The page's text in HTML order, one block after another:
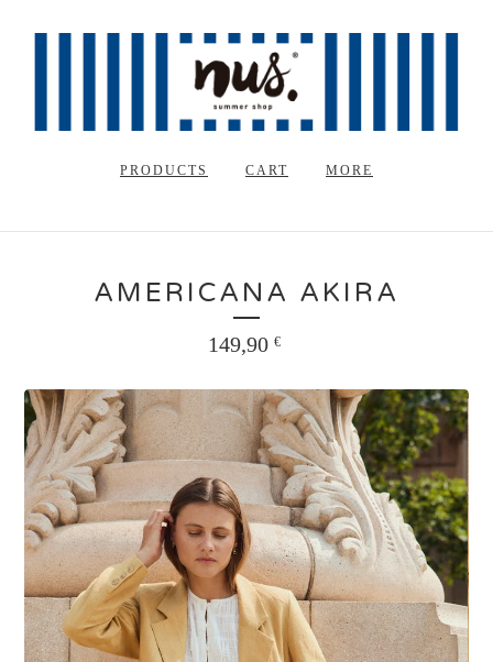
PRODUCTS CART MORE
AMERICANA AKIRA
149,90 €